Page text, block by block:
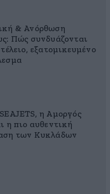
& Ανόρθωση
Πώς συνδυάζονται
εξατομικευμένο
η Αμοργός
η πιο αυθεντική
των Κυκλάδων